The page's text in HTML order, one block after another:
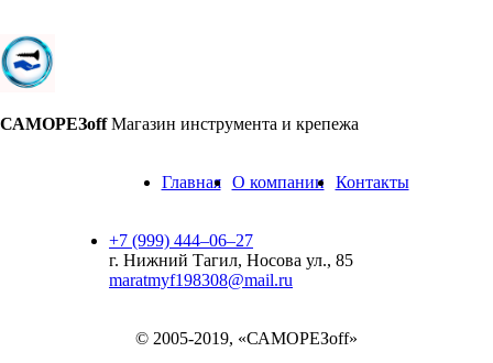
САМОРЕЗoff Магазин инструмента и крепежа
Главная О компании Контакты
+7 (999) 444‒06‒27
г. Нижний Тагил, Носова ул., 85
maratmyf198308@mail.ru
© 2005-2019, «САМОРЕЗoff»